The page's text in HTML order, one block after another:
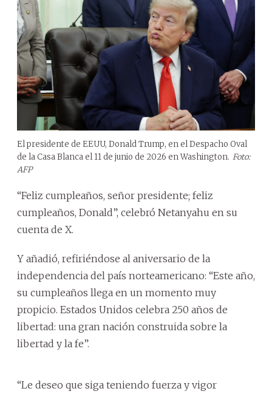
El presidente de EEUU, Donald Trump, en el Despacho Oval
de la Casa Blanca el 11 de junio de 2026 en Washington. Foto:
AFP
“Feliz cumpleaños, señor presidente; feliz
cumpleaños, Donald”, celebró Netanyahu en su
cuenta de X.
Y añadió, refiriéndose al aniversario de la
independencia del país norteamericano: “Este año,
su cumpleaños llega en un momento muy
propicio. Estados Unidos celebra 250 años de
libertad: una gran nación construida sobre la
libertad y la fe”.
“Le deseo que siga teniendo fuerza y vigor